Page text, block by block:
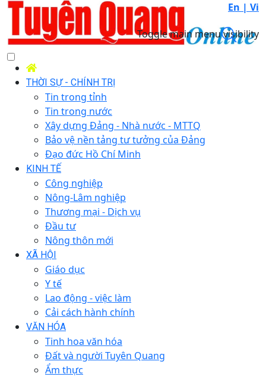
En | Vi
Toggle main menu visibility
THỜI SỰ - CHÍNH TRỊ
Tin trong tỉnh
Tin trong nước
Xây dựng Đảng - Nhà nước - MTTQ
Bảo vệ nền tảng tư tưởng của Đảng
Đạo đức Hồ Chí Minh
KINH TẾ
Công nghiệp
Nông-Lâm nghiệp
Thương mại - Dịch vụ
Đầu tư
Nông thôn mới
XÃ HỘI
Giáo dục
Y tế
Lao động - việc làm
Cải cách hành chính
VĂN HÓA
Tinh hoa văn hóa
Đất và người Tuyên Quang
Ẩm thực